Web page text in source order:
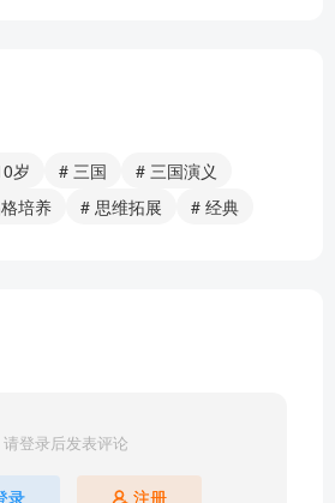
曹
营心在汉
单骑
战
儒
箭
荆州
人又折兵
岁 # 三国
# 三国演义
培养 # 思维拓展 # 经典
请登录后发表评论
录 注册